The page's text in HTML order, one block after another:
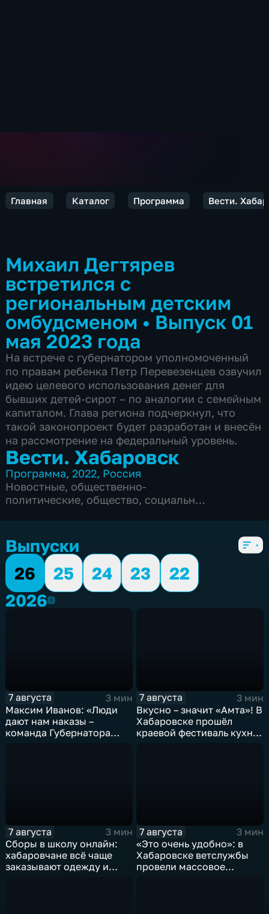
Главная Каталог Программа Вести.
Михаил Дегтярев
встретился с
региональным детским
омбудсменом • Выпуск 01
мая 2023 года
На встрече с губернатором уполномоченный
по правам ребенка Петр Перевезенцев озвучил
идею целевого использования денег для
бывших детей-сирот – по аналогии с семейным
капиталом. Глава региона подчеркнул, что
такой законопроект будет разработан и внесён
на рассмотрение на федеральный уровень.
Вести. Хабаровск
Программа,2022, Россия
Новостные, общественно-
политические, общество, социально-
Выпуски
26
25 24 23
22
20262026
7 августа
3 мин
Максим Иванов: «Люди
дают нам наказы –
команда Губернатора
7 августа
3 мин
Вкусно – значит «Амта»! В
Хабаровске прошёл
краевой фестиваль кухни
7 августа
3 мин
Сборы в школу онлайн:
хабаровчане всё чаще
заказывают одежду и
7 августа
3 мин
«Это очень удобно»: в
Хабаровске ветслужбы
провели массовое